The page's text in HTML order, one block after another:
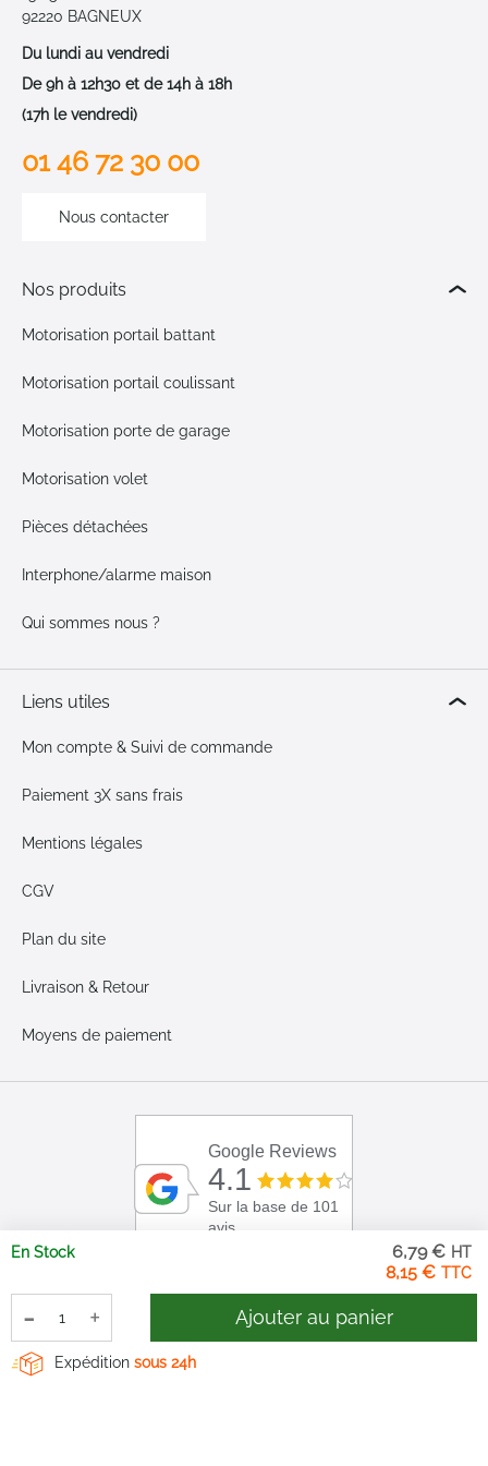
8,15 €
6,79 €
En Stock
- + Ajouter au panier
Expédition sous 24h
92220 BAGNEUX
Du lundi au vendredi
De 9h à 12h30 et de 14h à 18h
(17h le vendredi)
01 46 72 30 00
Nous contacter
Nos produits
Motorisation portail battant
Motorisation portail coulissant
Motorisation porte de garage
Motorisation volet
Pièces détachées
Interphone/alarme maison
Qui sommes nous ?
Liens utiles
Mon compte & Suivi de commande
Paiement 3X sans frais
Mentions légales
CGV
Plan du site
Livraison & Retour
Moyens de paiement
Google Reviews
4.1
Sur la base de 101
avis